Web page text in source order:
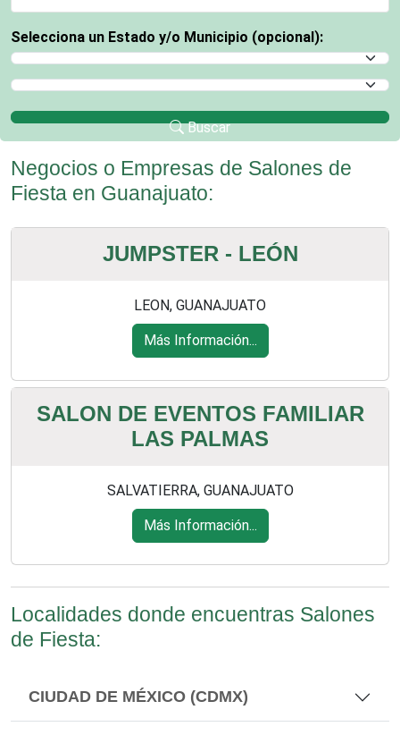
Selecciona un Estado y/o Municipio (opcional):
Selecciona un Estado
Selecciona un Municipio
Buscar
Negocios o Empresas de Salones de
Fiesta en Guanajuato:
JUMPSTER - LEÓN
LEON, GUANAJUATO
Más Información...
SALON DE EVENTOS FAMILIAR
LAS PALMAS
SALVATIERRA, GUANAJUATO
Más Información...
Localidades donde encuentras Salones
de Fiesta:
CIUDAD DE MÉXICO (CDMX)